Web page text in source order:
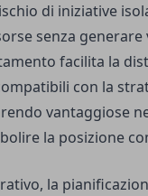
di iniziative
senza
facilita la
con la
vantaggiose
la posizione
la